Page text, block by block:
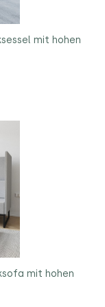
mit hohen
mit hohen